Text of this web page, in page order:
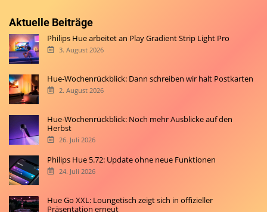
Aktuelle Beiträge
Philips Hue arbeitet an Play Gradient Strip Light Pro
3. August 2026
Hue-Wochenrückblick: Dann schreiben wir halt Postkarten
2. August 2026
Hue-Wochenrückblick: Noch mehr Ausblicke auf den
Herbst
26. Juli 2026
Philips Hue 5.72: Update ohne neue Funktionen
24. Juli 2026
Hue Go XXL: Loungetisch zeigt sich in offizieller
Präsentation erneut